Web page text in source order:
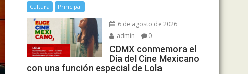
Cultura Principal
6 de agosto de 2026
admin
0
CDMX conmemora el
Día del Cine Mexicano
con una función especial de Lola